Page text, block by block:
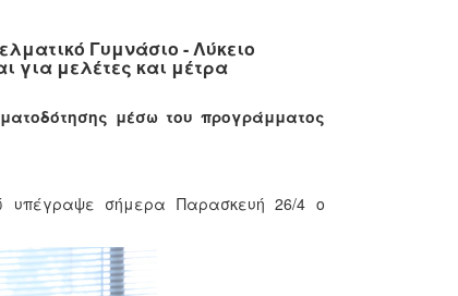
Γυμνάσιο - Λύκειο
για μελέτες και μέτρα
μέσω του προγράμματος
υπέγραψε σήμερα Παρασκευή 26/4 ο